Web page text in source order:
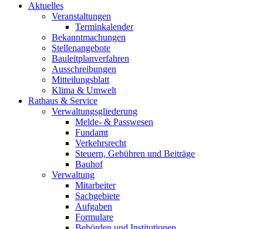
Aktuelles
Veranstaltungen
Terminkalender
Bekanntmachungen
Stellenangebote
Bauleitplanverfahren
Ausschreibungen
Mitteilungsblatt
Klima & Umwelt
Rathaus & Service
Verwaltungsgliederung
Melde- & Passwesen
Fundamt
Verkehrsrecht
Steuern, Gebühren und Beiträge
Bauhof
Verwaltung
Mitarbeiter
Sachgebiete
Aufgaben
Formulare